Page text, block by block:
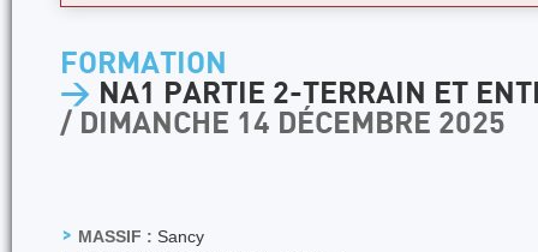
FORMATION
> NA1 PARTIE 2-TERRAIN ET
/ DIMANCHE 14 DÉCEMBRE 2025
MASSIF : Sancy